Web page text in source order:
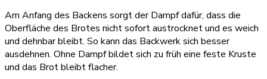
Am Anfang des Backens sorgt der Dampf dafür, dass die
Oberfläche des Brotes nicht sofort austrocknet und es weich
und dehnbar bleibt. So kann das Backwerk sich besser
ausdehnen. Ohne Dampf bildet sich zu früh eine feste Kruste
und das Brot bleibt flacher.